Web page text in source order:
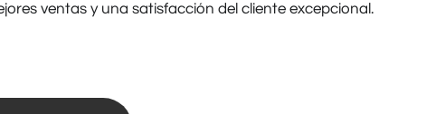
ventas y una satisfacción del cliente excepcional.